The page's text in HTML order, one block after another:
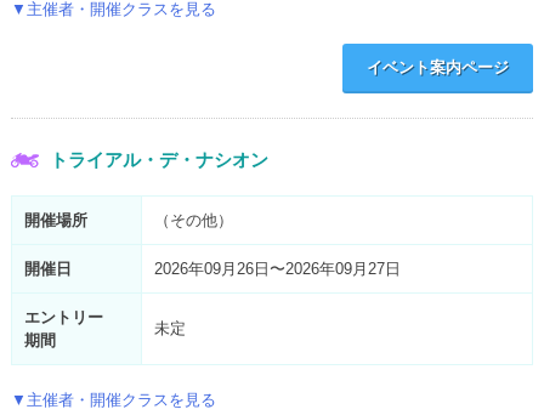
▼主催者・開催クラスを見る
イベント案内ページ
トライアル・デ・ナシオン
開催場所 （その他）
開催日 2026年09月26日〜2026年09月27日
エントリー
期間
未定
▼主催者・開催クラスを見る